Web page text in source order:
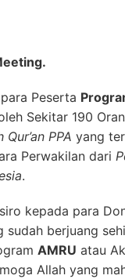
Peserta
Sekitar 190
PPA yang
Perwakilan dari
.
kepada para
sudah berjuang
AMRU atau
Allah yang